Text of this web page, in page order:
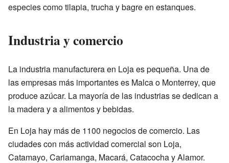
especies como tilapia, trucha y bagre en estanques.
Industria y comercio
La industria manufacturera en Loja es pequeña. Una de
las empresas más importantes es Malca o Monterrey, que
produce azúcar. La mayoría de las industrias se dedican a
la madera y a alimentos y bebidas.
En Loja hay más de 1100 negocios de comercio. Las
ciudades con más actividad comercial son Loja,
Catamayo, Cariamanga, Macará, Catacocha y Alamor.